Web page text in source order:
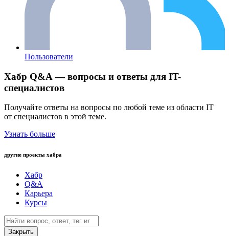
Пользователи
Хабр Q&A — вопросы и ответы для IT-
специалистов
Получайте ответы на вопросы по любой теме из области IT
от специалистов в этой теме.
Узнать больше
другие проекты хабра
Хабр
Q&A
Карьера
Курсы
Закрыть